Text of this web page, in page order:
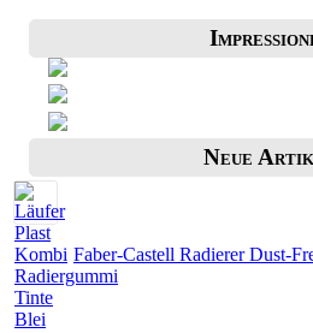
Neue
Faber-Castell Radierer Dust-